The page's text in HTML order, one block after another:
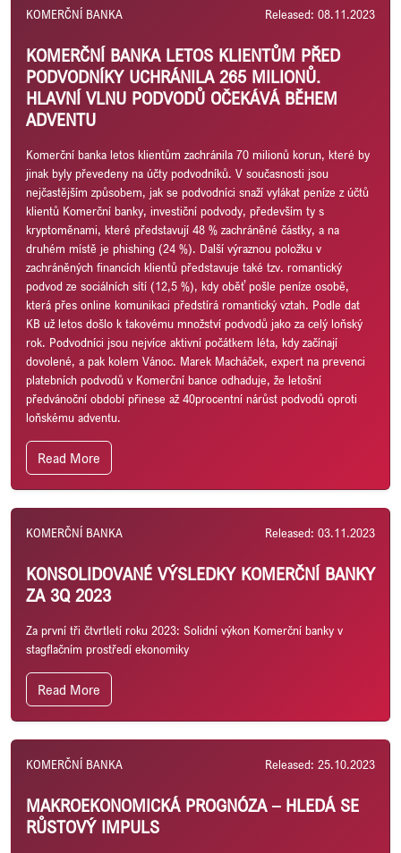
KOMERČNÍ BANKA Released: 08.11.2023
KOMERČNÍ BANKA LETOS KLIENTŮM PŘED
PODVODNÍKY UCHRÁNILA 265 MILIONŮ.
HLAVNÍ VLNU PODVODŮ OČEKÁVÁ BĚHEM
ADVENTU
Komerční banka letos klientům zachránila 70 milionů korun, které by
jinak byly převedeny na účty podvodníků. V současnosti jsou
nejčastějším způsobem, jak se podvodníci snaží vylákat peníze z účtů
klientů Komerční banky, investiční podvody, především ty s
kryptoměnami, které představují 48 % zachráněné částky, a na
druhém místě je phishing (24 %). Další výraznou položku v
zachráněných financích klientů představuje také tzv. romantický
podvod ze sociálních sítí (12,5 %), kdy oběť pošle peníze osobě,
která přes online komunikaci předstírá romantický vztah. Podle dat
KB už letos došlo k takovému množství podvodů jako za celý loňský
rok. Podvodníci jsou nejvíce aktivní počátkem léta, kdy začínají
dovolené, a pak kolem Vánoc. Marek Macháček, expert na prevenci
platebních podvodů v Komerční bance odhaduje, že letošní
předvánoční období přinese až 40procentní nárůst podvodů oproti
loňskému adventu.
Read More
KOMERČNÍ BANKA Released: 03.11.2023
KONSOLIDOVANÉ VÝSLEDKY KOMERČNÍ BANKY
ZA 3Q 2023
Za první tři čtvrtletí roku 2023: Solidní výkon Komerční banky v
stagflačním prostředí ekonomiky
Read More
KOMERČNÍ BANKA Released: 25.10.2023
MAKROEKONOMICKÁ PROGNÓZA – HLEDÁ SE
RŮSTOVÝ IMPULS